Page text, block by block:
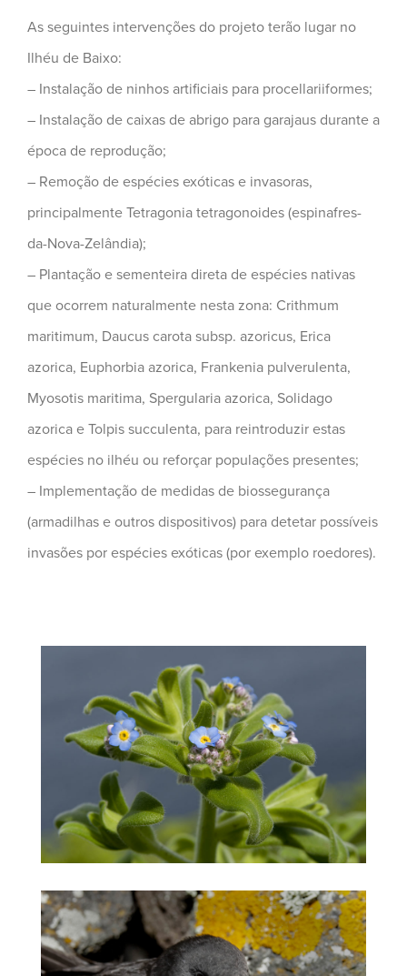
As seguintes intervenções do projeto terão lugar no
Ilhéu de Baixo:
– Instalação de ninhos artificiais para procellariiformes;
– Instalação de caixas de abrigo para garajaus durante a
época de reprodução;
– Remoção de espécies exóticas e invasoras,
principalmente Tetragonia tetragonoides (espinafres-
da-Nova-Zelândia);
– Plantação e sementeira direta de espécies nativas
que ocorrem naturalmente nesta zona: Crithmum
maritimum, Daucus carota subsp. azoricus, Erica
azorica, Euphorbia azorica, Frankenia pulverulenta,
Myosotis maritima, Spergularia azorica, Solidago
azorica e Tolpis succulenta, para reintroduzir estas
espécies no ilhéu ou reforçar populações presentes;
– Implementação de medidas de biossegurança
(armadilhas e outros dispositivos) para detetar possíveis
invasões por espécies exóticas (por exemplo roedores).